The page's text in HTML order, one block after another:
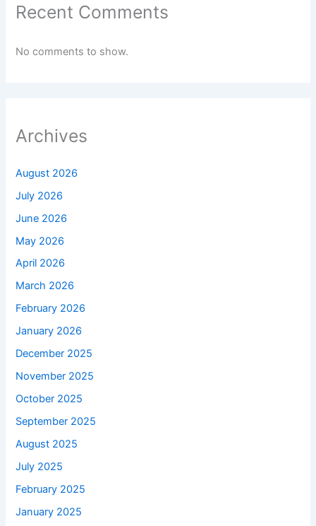
Recent Comments
No comments to show.
Archives
August 2026
July 2026
June 2026
May 2026
April 2026
March 2026
February 2026
January 2026
December 2025
November 2025
October 2025
September 2025
August 2025
July 2025
February 2025
January 2025